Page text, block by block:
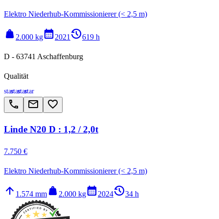
Elektro Niederhub-Kommissionierer (< 2,5 m)
weight 2.000 kgcalendar_month2021 history_2619 h
D - 63741 Aschaffenburg
Qualität
starstarstarstar
call email favorite_border
Linde N20 D : 1,2 / 2,0t
7.750 €
Elektro Niederhub-Kommissionierer (< 2,5 m)
arrow_upward 1.574 mm weight 2.000 kgcalendar_month2024history_234 h